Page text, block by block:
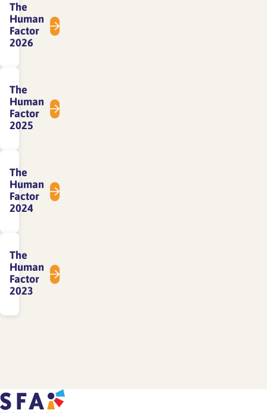
The
Human
Factor
2026
The
Human
Factor
2025
The
Human
Factor
2024
The
Human
Factor
2023